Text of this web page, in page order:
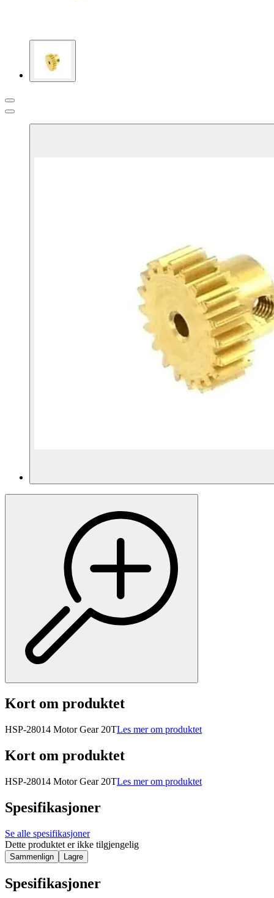
Kort om produktet
HSP-28014 Motor Gear 20TLes mer om produktet
Kort om produktet
HSP-28014 Motor Gear 20TLes mer om produktet
Spesifikasjoner
Se alle spesifikasjoner
Dette produktet er ikke tilgjengelig
Sammenlign Lagre
Spesifikasjoner